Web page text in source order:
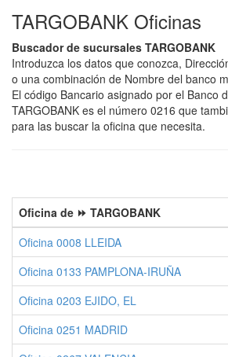
TARGOBANK Oficinas
Buscador de sucursales TARGOBANK
Introduzca los datos que conozca,
o una combinación de Nombre del banco
El código Bancario asignado por el Banco
TARGOBANK es el número 0216 que
para las buscar la oficina que necesita.
Oficina de ⏩ TARGOBANK
Oficina 0008 LLEIDA
Oficina 0133 PAMPLONA-IRUÑA
Oficina 0203 EJIDO, EL
Oficina 0251 MADRID